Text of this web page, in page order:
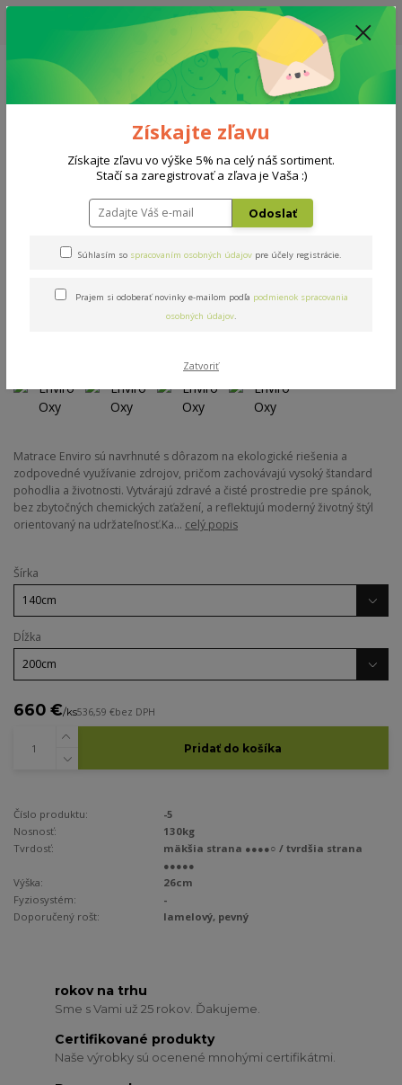
UPOZORNENIE: AKTUÁLNA DODACIA LEHOTA NA MATRACE, ROŠTY A
DOPLNKY - 10-15 PRACOVNÝCH DNÍ
0908 777 700 Po-So: 10-18 hod.
0 €
Enviro Oxy
Enviro Oxy
Matrace Enviro sú navrhnuté s dôrazom na ekologické riešenia a
zodpovedné využívanie zdrojov, pričom zachovávajú vysoký štandard
pohodlia a životnosti. Vytvárajú zdravé a čisté prostredie pre spánok,
bez zbytočných chemických zaťažení, a reflektujú moderný životný štýl
orientovaný na udržateľnosť.Ka... celý popis
Šírka
Dĺžka
660 €/ks536,59 €bez DPH
Pridať do košíka
Číslo produktu:
-5
Nosnosť:
130kg
Tvrdosť:
mäkšia strana ●●●●○ / tvrdšia strana
●●●●●
Výška:
26cm
Fyziosystém:
-
Doporučený rošt:
lamelový, pevný
rokov na trhu
Sme s Vami už 25 rokov. Ďakujeme.
Certifikované produkty
Naše výrobky sú ocenené mnohými certifikátmi.
Získajte zľavu
Získajte zľavu vo výške 5% na celý náš sortiment.
Stačí sa zaregistrovať a zľava je Vaša :)
Odoslať
Súhlasím so spracovaním osobných údajov pre účely registrácie.
Prajem si odoberať novinky e-mailom podľa podmienok spracovania
osobných údajov.
Zatvoriť